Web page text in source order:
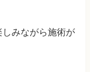
みながら施術が